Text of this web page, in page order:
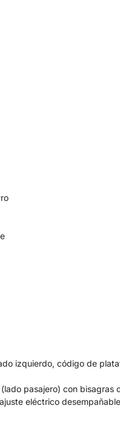
izquierdo, código de
pasajero) con bisagras
eléctrico